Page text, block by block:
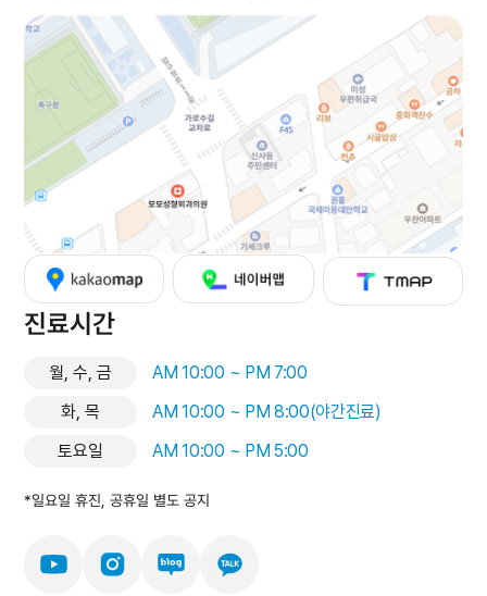
진료시간
월, 수, 금
AM 10:00 ~ PM 7:00
화, 목
AM 10:00 ~ PM 8:00(야간진료)
토요일
AM 10:00 ~ PM 5:00
*일요일 휴진, 공휴일 별도 공지